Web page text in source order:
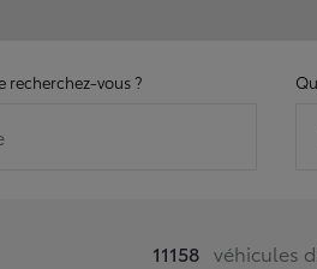
recherchez-vous ?
11158 véhicules